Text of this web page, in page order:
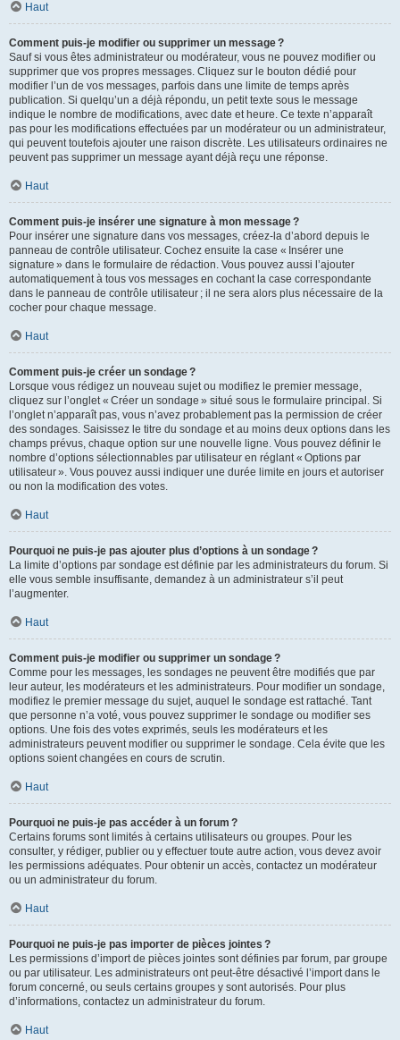
Haut
Comment puis-je modifier ou supprimer un message ?
Sauf si vous êtes administrateur ou modérateur, vous ne pouvez modifier ou
supprimer que vos propres messages. Cliquez sur le bouton dédié pour
modifier l’un de vos messages, parfois dans une limite de temps après
publication. Si quelqu’un a déjà répondu, un petit texte sous le message
indique le nombre de modifications, avec date et heure. Ce texte n’apparaît
pas pour les modifications effectuées par un modérateur ou un administrateur,
qui peuvent toutefois ajouter une raison discrète. Les utilisateurs ordinaires ne
peuvent pas supprimer un message ayant déjà reçu une réponse.
Haut
Comment puis-je insérer une signature à mon message ?
Pour insérer une signature dans vos messages, créez-la d’abord depuis le
panneau de contrôle utilisateur. Cochez ensuite la case « Insérer une
signature » dans le formulaire de rédaction. Vous pouvez aussi l’ajouter
automatiquement à tous vos messages en cochant la case correspondante
dans le panneau de contrôle utilisateur ; il ne sera alors plus nécessaire de la
cocher pour chaque message.
Haut
Comment puis-je créer un sondage ?
Lorsque vous rédigez un nouveau sujet ou modifiez le premier message,
cliquez sur l’onglet « Créer un sondage » situé sous le formulaire principal. Si
l’onglet n’apparaît pas, vous n’avez probablement pas la permission de créer
des sondages. Saisissez le titre du sondage et au moins deux options dans les
champs prévus, chaque option sur une nouvelle ligne. Vous pouvez définir le
nombre d’options sélectionnables par utilisateur en réglant « Options par
utilisateur ». Vous pouvez aussi indiquer une durée limite en jours et autoriser
ou non la modification des votes.
Haut
Pourquoi ne puis-je pas ajouter plus d’options à un sondage ?
La limite d’options par sondage est définie par les administrateurs du forum. Si
elle vous semble insuffisante, demandez à un administrateur s’il peut
l’augmenter.
Haut
Comment puis-je modifier ou supprimer un sondage ?
Comme pour les messages, les sondages ne peuvent être modifiés que par
leur auteur, les modérateurs et les administrateurs. Pour modifier un sondage,
modifiez le premier message du sujet, auquel le sondage est rattaché. Tant
que personne n’a voté, vous pouvez supprimer le sondage ou modifier ses
options. Une fois des votes exprimés, seuls les modérateurs et les
administrateurs peuvent modifier ou supprimer le sondage. Cela évite que les
options soient changées en cours de scrutin.
Haut
Pourquoi ne puis-je pas accéder à un forum ?
Certains forums sont limités à certains utilisateurs ou groupes. Pour les
consulter, y rédiger, publier ou y effectuer toute autre action, vous devez avoir
les permissions adéquates. Pour obtenir un accès, contactez un modérateur
ou un administrateur du forum.
Haut
Pourquoi ne puis-je pas importer de pièces jointes ?
Les permissions d’import de pièces jointes sont définies par forum, par groupe
ou par utilisateur. Les administrateurs ont peut-être désactivé l’import dans le
forum concerné, ou seuls certains groupes y sont autorisés. Pour plus
d’informations, contactez un administrateur du forum.
Haut